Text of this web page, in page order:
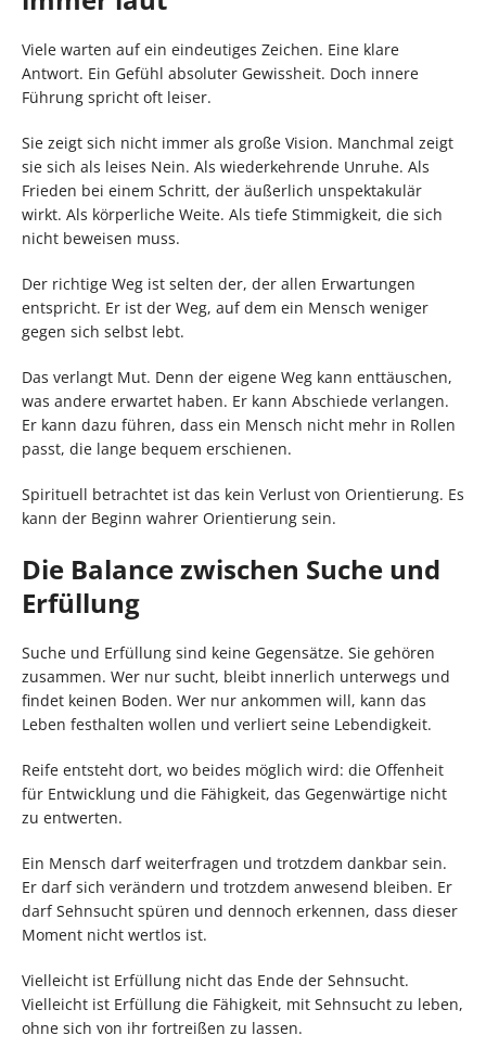
Viele warten auf ein eindeutiges Zeichen. Eine klare
Antwort. Ein Gefühl absoluter Gewissheit. Doch innere
Führung spricht oft leiser.
Sie zeigt sich nicht immer als große Vision. Manchmal zeigt
sie sich als leises Nein. Als wiederkehrende Unruhe. Als
Frieden bei einem Schritt, der äußerlich unspektakulär
wirkt. Als körperliche Weite. Als tiefe Stimmigkeit, die sich
nicht beweisen muss.
Der richtige Weg ist selten der, der allen Erwartungen
entspricht. Er ist der Weg, auf dem ein Mensch weniger
gegen sich selbst lebt.
Das verlangt Mut. Denn der eigene Weg kann enttäuschen,
was andere erwartet haben. Er kann Abschiede verlangen.
Er kann dazu führen, dass ein Mensch nicht mehr in Rollen
passt, die lange bequem erschienen.
Spirituell betrachtet ist das kein Verlust von Orientierung. Es
kann der Beginn wahrer Orientierung sein.
Die Balance zwischen Suche und
Erfüllung
Suche und Erfüllung sind keine Gegensätze. Sie gehören
zusammen. Wer nur sucht, bleibt innerlich unterwegs und
findet keinen Boden. Wer nur ankommen will, kann das
Leben festhalten wollen und verliert seine Lebendigkeit.
Reife entsteht dort, wo beides möglich wird: die Offenheit
für Entwicklung und die Fähigkeit, das Gegenwärtige nicht
zu entwerten.
Ein Mensch darf weiterfragen und trotzdem dankbar sein.
Er darf sich verändern und trotzdem anwesend bleiben. Er
darf Sehnsucht spüren und dennoch erkennen, dass dieser
Moment nicht wertlos ist.
Vielleicht ist Erfüllung nicht das Ende der Sehnsucht.
Vielleicht ist Erfüllung die Fähigkeit, mit Sehnsucht zu leben,
ohne sich von ihr fortreißen zu lassen.